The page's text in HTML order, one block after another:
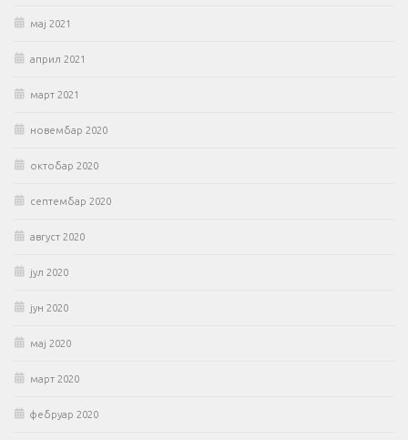
мај 2021
април 2021
март 2021
новембар 2020
октобар 2020
септембар 2020
август 2020
јул 2020
јун 2020
мај 2020
март 2020
фебруар 2020